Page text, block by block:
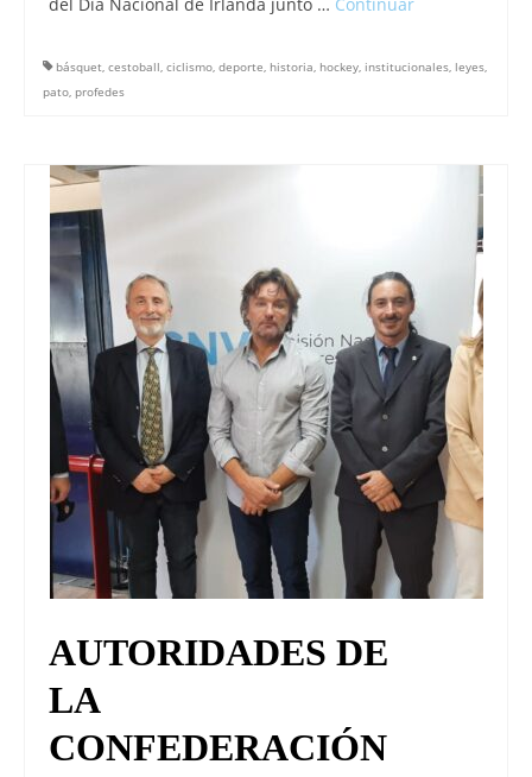
básquet, cestoball, ciclismo, deporte, historia, hockey, institucionales, leyes,
pato, profedes
AUTORIDADES DE
LA
CONFEDERACIÓN